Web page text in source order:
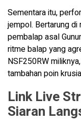
Sementara itu,
jempol. Bertarung
pembalap asal
ritme balap yang
NSF250RW
tambahan poin
Link Live
Siaran